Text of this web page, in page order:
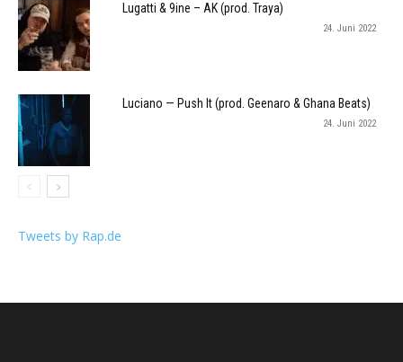
Lugatti & 9ine – AK (prod. Traya)
24. Juni 2022
Luciano — Push It (prod. Geenaro & Ghana Beats)
24. Juni 2022
Tweets by Rap.de